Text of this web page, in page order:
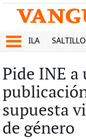
COAHUILA SALTILLO
Pide INE
supuesta
de género